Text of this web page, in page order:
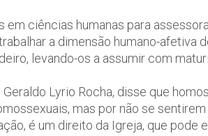
ciências humanas para
a dimensão humano-afetiva
levando-os a assumir com
Lyrio Rocha, disse que
mas por não se
é um direito da Igreja, que pode